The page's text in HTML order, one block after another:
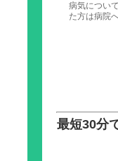
病気につい
た方は病院
最短30分